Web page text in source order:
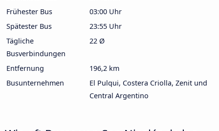
Frühester Bus
03:00 Uhr
Spätester Bus
23:55 Uhr
Tägliche
Busverbindungen
22 Ø
Entfernung
196,2 km
Busunternehmen
El Pulqui, Costera Criolla, Zenit und
Central Argentino